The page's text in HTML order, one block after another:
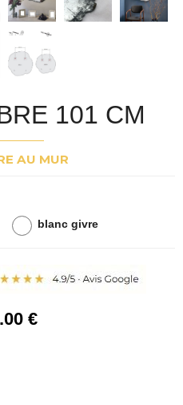
101 CM
AU MUR
blanc givre
.00 €